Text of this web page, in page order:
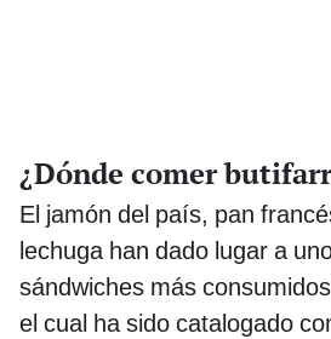
¿Dónde comer
El jamón del país, pan
lechuga han dado lugar a
sándwiches más
el cual ha sido catalogado